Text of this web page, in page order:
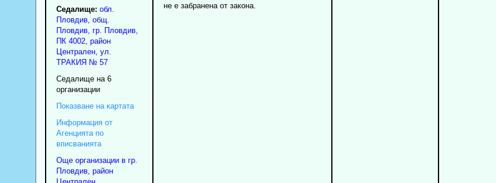
Седалище: обл.
Пловдив, общ.
Пловдив, гр. Пловдив,
ПК 4002, район
Централен, ул.
ТРАКИЯ № 57
Седалище на 6
организации
Показване на картата
Информация от
Агенцията по
вписванията
Още организации в гр.
Пловдив, район
не е забранена от закона.